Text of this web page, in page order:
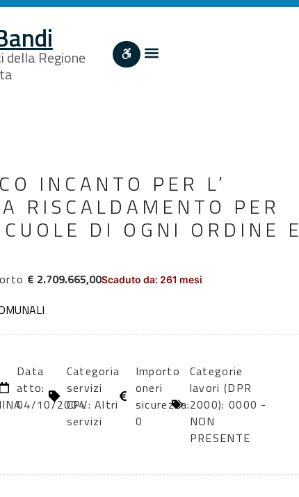
della Regione
INCANTO PER L’
RISCALDAMENTO PER
DI OGNI ORDINE E
€ 2.709.665,00Scaduto da: 261 mesi
Data
atto:
04/10/2004
Categoria
servizi
CPV: Altri
servizi
Importo
oneri
sicurezza:
0
Categorie
lavori (DPR
2000): 0000 -
NON
PRESENTE